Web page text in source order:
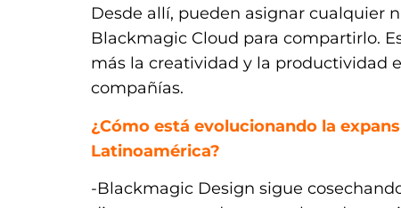
Desde allí, pueden asignar cualquier
Blackmagic Cloud para compartirlo.
más la creatividad y la productividad
compañías.
¿Cómo está evolucionando la
Latinoamérica?
-Blackmagic Design sigue